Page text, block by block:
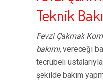
Teknik
Fevzi Çakmak
bakımı, vereceği
tecrübeli
şekilde bakım